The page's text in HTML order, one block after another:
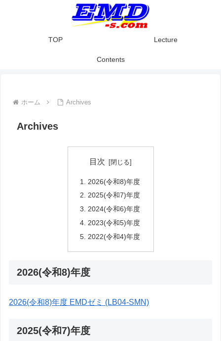
TOP Lecture
Contents
ホーム Archives
Archives
目次
2026(令和8)年度
2025(令和7)年度
2024(令和6)年度
2023(令和5)年度
2022(令和4)年度
2026(令和8)年度
2026(令和8)年度 EMDゼミ (LB04-SMN)
2025(令和7)年度